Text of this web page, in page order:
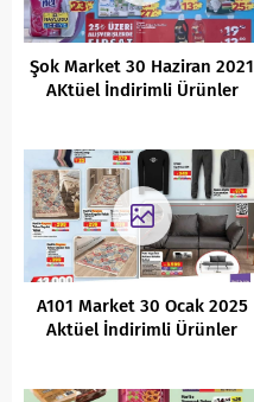
Şok Market 30 Haziran 2021
AKtüel İndirimli Ürünler
A101 Market 30 Ocak 2025
Aktüel İndirimli Ürünler